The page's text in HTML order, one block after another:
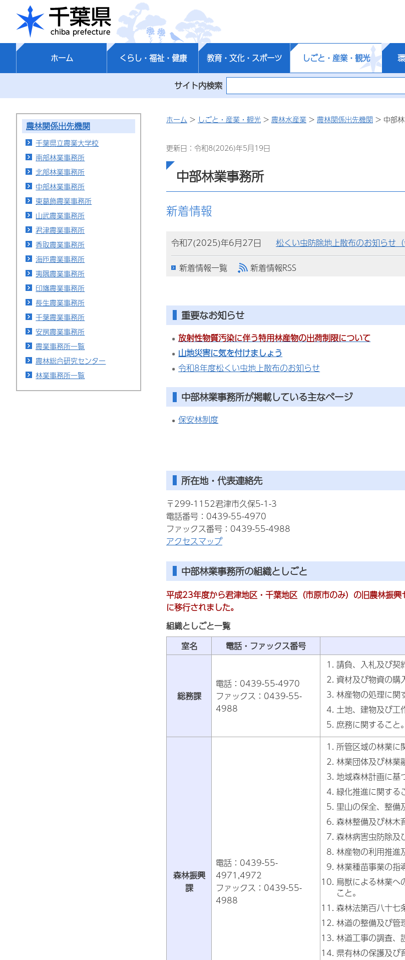
千葉県
ホーム くらし・福祉・健康 教育・文化・スポーツ しごと・産業・観光
サイト内検索
農林関係出先機関
千葉県立農業大学校
南部林業事務所
北部林業事務所
中部林業事務所
東葛飾農業事務所
山武農業事務所
君津農業事務所
香取農業事務所
海匝農業事務所
夷隅農業事務所
印旛農業事務所
長生農業事務所
千葉農業事務所
安房農業事務所
農業事務所一覧
農林総合研究センター
林業事務所一覧
ホーム > しごと・産業・観光 > 農林水産業 > 農林関係出先機関 > 中部
更新日：令和8(2026)年5月19日
中部林業事務所
新着情報
令和7(2025)年6月27日
松くい虫防除地上散布のお知らせ
新着情報一覧
新着情報RSS
重要なお知らせ
放射性物質汚染に伴う特用林産物の出荷制限について
山地災害に気を付けましょう
令和8年度松くい虫地上散布のお知らせ
中部林業事務所が掲載している主なページ
保安林制度
所在地・代表連絡先
〒299-1152君津市久保5-1-3
電話番号：0439-55-4970
ファックス番号：0439-55-4988
アクセスマップ
中部林業事務所の組織としごと
平成23年度から君津地区・千葉地区（市原市のみ）の旧農林振
に移行されました。
組織としごと一覧
室名
電話・ファックス番号
総務課
電話：0439-55-4970
ファックス：0439-55-
4988
請負、入札及び契
資材及び物資の購
林産物の処理に関
土地、建物及び工
庶務に関すること。
森林振興
課
電話：0439-55-
4971,4972
ファックス：0439-55-
4988
所管区域の林業に
林業団体及び林業
地域森林計画に基
緑化推進に関する
里山の保全、整備
森林整備及び林木
森林病害虫防除及
林産物の利用推進
林業種苗事業の指
鳥獣による林業へ
こと。
森林法第百八十七
林道の整備及び管
林道工事の調査、
県有林の保護及び